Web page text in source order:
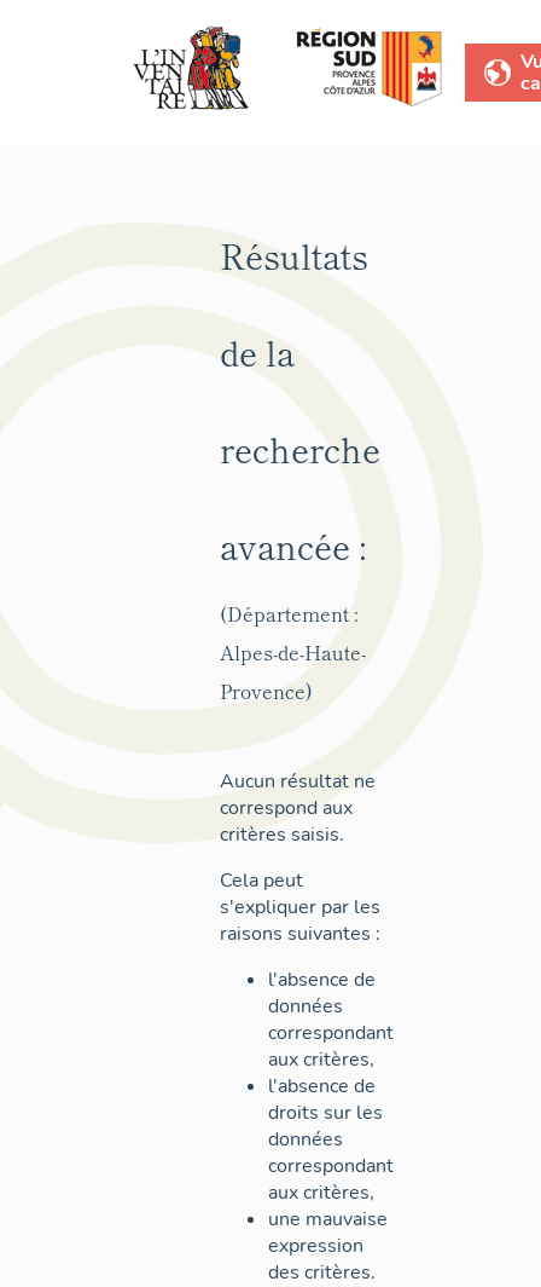
Résultats
de la
recherche
avancée :
(Département :
Alpes-de-Haute-
Provence)
Aucun résultat ne
correspond aux
critères saisis.
Cela peut
s'expliquer par les
raisons suivantes :
l'absence de
données
correspondant
aux critères,
l'absence de
droits sur les
données
correspondant
aux critères,
une mauvaise
expression
des critères.